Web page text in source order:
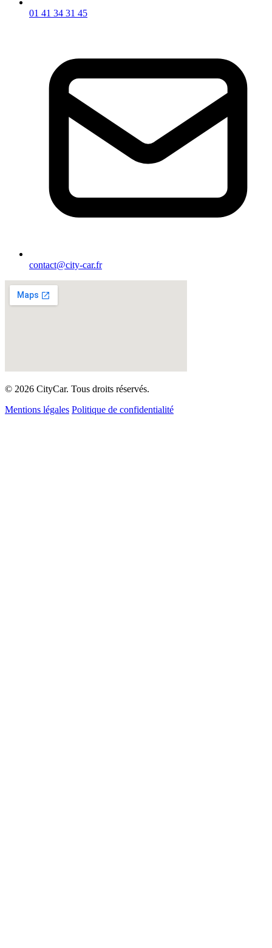
01 41 34 31 45
contact@city-car.fr
© 2026 CityCar. Tous droits réservés.
Mentions légales Politique de confidentialité